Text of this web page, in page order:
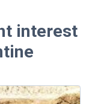
interest